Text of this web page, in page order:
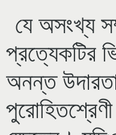
যে অসংখ্য
প্রত্যেকটির
অনন্ত